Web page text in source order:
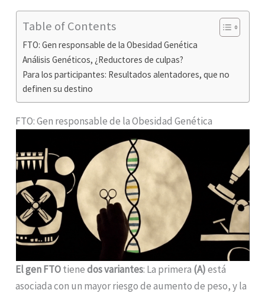
Table of Contents
FTO: Gen responsable de la Obesidad Genética
Análisis Genéticos, ¿Reductores de culpas?
Para los participantes: Resultados alentadores, que no
definen su destino
FTO: Gen responsable de la Obesidad Genética
El gen FTOtienedos variantes: La primera (A)está
asociada con un mayor riesgo de aumento de peso, y la